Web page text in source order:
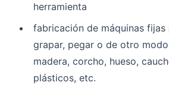
herramienta
fabricación de máquinas fijas
grapar, pegar o de otro
madera, corcho, hueso,
plásticos, etc.